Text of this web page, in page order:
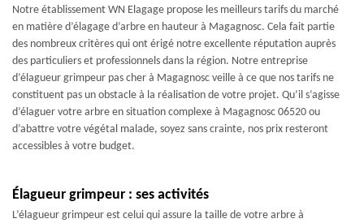
Notre établissement WN Elagage propose les meilleurs tarifs du marché
en matière d’élagage d’arbre en hauteur à Magagnosc. Cela fait partie
des nombreux critères qui ont érigé notre excellente réputation auprès
des particuliers et professionnels dans la région. Notre entreprise
d’élagueur grimpeur pas cher à Magagnosc veille à ce que nos tarifs ne
constituent pas un obstacle à la réalisation de votre projet. Qu’il s’agisse
d’élaguer votre arbre en situation complexe à Magagnosc 06520 ou
d’abattre votre végétal malade, soyez sans crainte, nos prix resteront
accessibles à votre budget.
Élagueur grimpeur : ses activités
L’élagueur grimpeur est celui qui assure la taille de votre arbre à